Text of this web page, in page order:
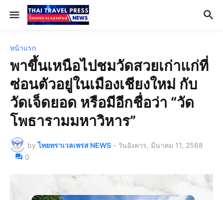
หน้าแรก
พาขึ้นเหนือไปชมวัดสวยเก่าแก่ที่
ซ่อนตัวอยู่ในเมืองเชียงใหม่ กับ
วัดเจ็ดยอด หรือมีอีกชื่อว่า “วัด
โพธารามมหาวิหาร”
by ไทยทราเวลเพรส NEWS - วันอังคาร, มีนาคม 11, 2568
0